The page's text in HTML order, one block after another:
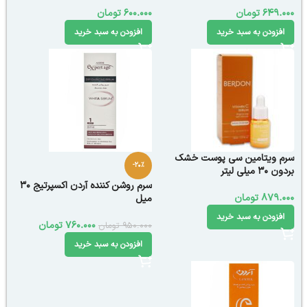
649.000تومان
افزودن به سبد خرید
600.000تومان
افزودن به سبد خرید
سرم ویتامین سی پوست خشک
بردون 30 میلی لیتر
879.000تومان
افزودن به سبد خرید
-20%
سرم روشن کننده آردن اکسپرتیج 30
میل
950.000 تومان 760.000تومان
افزودن به سبد خرید